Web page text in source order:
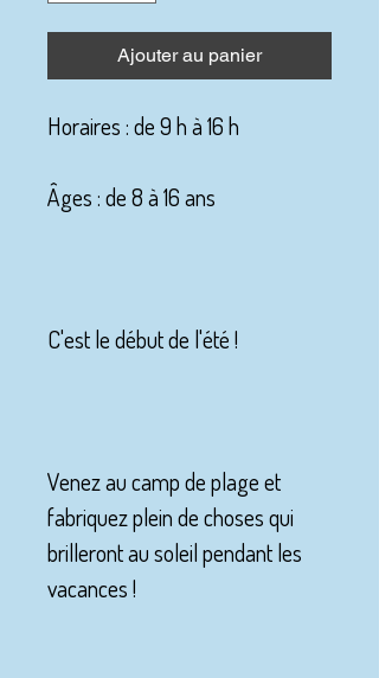
Ajouter au panier
Horaires : de 9 h à 16 h
Âges : de 8 à 16 ans
C'est le début de l'été !
Venez au camp de plage et
fabriquez plein de choses qui
brilleront au soleil pendant les
vacances !